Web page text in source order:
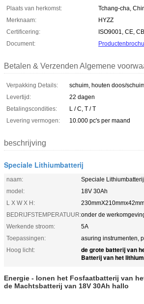
Plaats van herkomst:
Tchang-cha,
Merknaam:
HYZZ
Certificering:
ISO9001, CE,
Document:
Betalen & Verzenden Algemene
Verpakking Details:
schuim, houten doos/
Levertijd:
22 dagen
Betalingscondities:
L / C, T / T
Levering vermogen:
10.000 pc's per maand
beschrijving
Speciale Lithiumbatterij
naam:
Speciale Lithiumbatterij
model:
18V 30Ah
L X W X H:
BEDRIJFSTEMPERATUUR:onder de
Werkende stroom:
5A
Toepassingen:
asuring instrumenten,
Hoog licht:
de grote batterij van
Batterij van het
Energie - Ionen het Fosfaatbatterij van
de Machtsbatterij van 18V 30Ah hallo